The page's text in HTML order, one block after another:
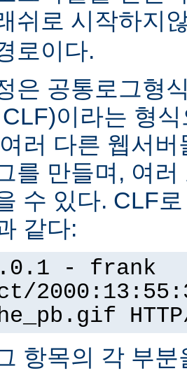
쉬로 시작하지
로이다.
은 공통로그형
이라는 형
러 다른 웹서
를 만들며, 여
수 있다. CLF
같다:
- frank
항목의 각 부